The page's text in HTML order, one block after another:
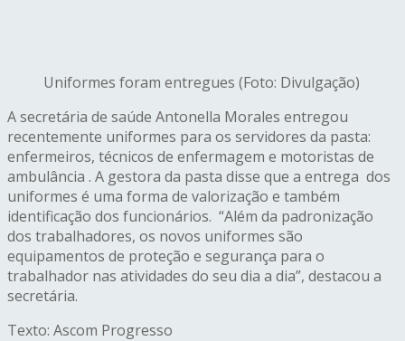
Uniformes foram entregues (Foto: Divulgação)
A secretária de saúde Antonella Morales entregou
recentemente uniformes para os servidores da pasta:
enfermeiros, técnicos de enfermagem e motoristas de
ambulância . A gestora da pasta disse que a entrega dos
uniformes é uma forma de valorização e também
identificação dos funcionários. “Além da padronização
dos trabalhadores, os novos uniformes são
equipamentos de proteção e segurança para o
trabalhador nas atividades do seu dia a dia”, destacou a
secretária.
Texto: Ascom Progresso